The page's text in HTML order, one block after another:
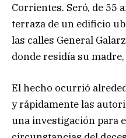
Corrientes. Seró, de 55
terraza de un edificio
las calles General
donde residía su
El hecho ocurrió
y rápidamente las
una investigación para